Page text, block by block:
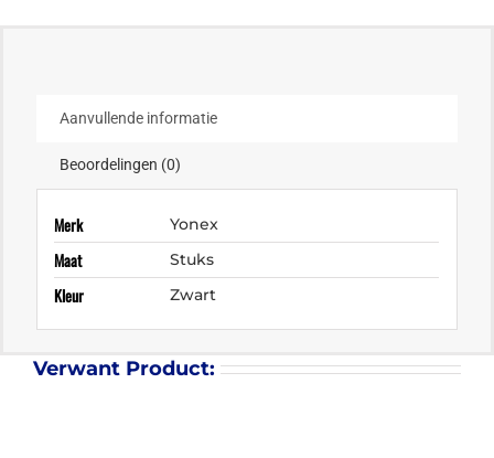
Aanvullende informatie
Beoordelingen (0)
Merk Yonex
Maat Stuks
Kleur Zwart
Verwant Product: